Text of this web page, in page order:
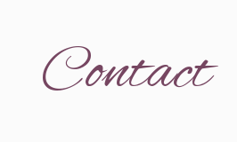
Contact